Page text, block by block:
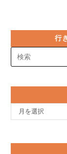
行
稿
月を選択